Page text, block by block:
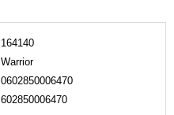
164140
Warrior
0602850006470
602850006470